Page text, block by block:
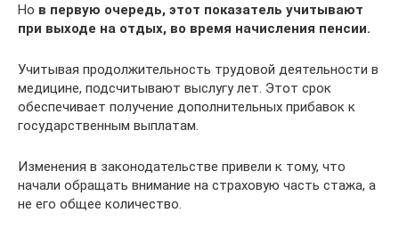
Но в первую очередь, этот показатель учитывают
при выходе на отдых, во время начисления пенсии.
Учитывая продолжительность трудовой деятельности в
медицине, подсчитывают выслугу лет. Этот срок
обеспечивает получение дополнительных прибавок к
государственным выплатам.
Изменения в законодательстве привели к тому, что
начали обращать внимание на страховую часть стажа, а
не его общее количество.